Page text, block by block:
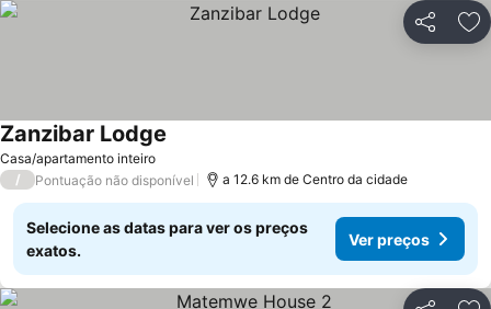
Partilhar
Casa/apartamento inteiro
Zanzibar Lodge
/ Pontuação não disponível a 12.6 km de Centro da cidade
Selecione as datas para ver os preços
exatos.
Ver preços